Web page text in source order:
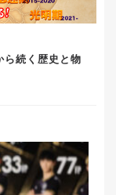
ら続く歴史と物